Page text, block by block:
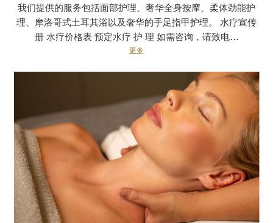
我们提供的服务包括面部护理、奢华全身按摩、柔体劲能护
理、摩洛哥式土耳其浴以及奢华的手足指甲护理。 水疗宣传
册 水疗价格表 预定水疗 护 理 如需咨询，请致电…
更多